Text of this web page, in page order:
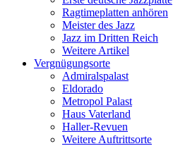
Ragtimeplatten anhören
Meister des Jazz
Jazz im Dritten Reich
Weitere Artikel
Vergnügungsorte
Admiralspalast
Eldorado
Metropol Palast
Haus Vaterland
Haller-Revuen
Weitere Auftrittsorte